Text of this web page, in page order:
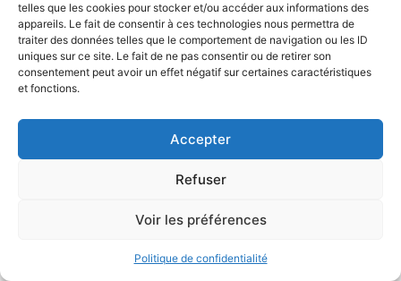
telles que les cookies pour stocker et/ou accéder aux informations des
appareils. Le fait de consentir à ces technologies nous permettra de
traiter des données telles que le comportement de navigation ou les ID
uniques sur ce site. Le fait de ne pas consentir ou de retirer son
consentement peut avoir un effet négatif sur certaines caractéristiques
et fonctions.
Accepter
Refuser
Voir les préférences
Politique de confidentialité